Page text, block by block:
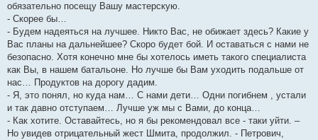
обязательно посещу Вашу мастерскую.
- Скорее бы…
- Будем надеяться на лучшее. Никто Вас, не обижает здесь? Какие у
Вас планы на дальнейшее? Скоро будет бой. И оставаться с нами не
безопасно. Хотя конечно мне бы хотелось иметь такого специалиста
как Вы, в нашем батальоне. Но лучше бы Вам уходить подальше от
нас… Продуктов на дорогу дадим.
- Я, это понял, но куда нам… С нами дети… Одни погибнем , устали
и так давно отступаем… Лучше уж мы с Вами, до конца…
- Как хотите. Оставайтесь, но я бы рекомендовал все - таки уйти. –
Но увидев отрицательный жест Шмита, продолжил. - Петрович,